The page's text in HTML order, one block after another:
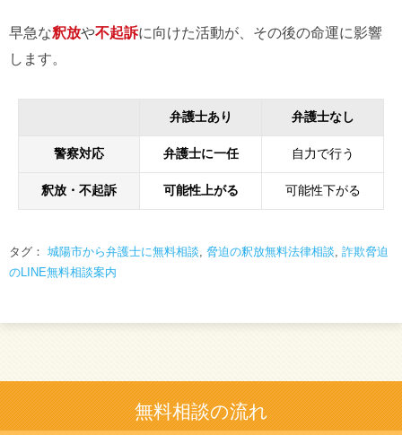
早急な釈放や不起訴に向けた活動が、その後の命運に影響
します。
弁護士あり 弁護士なし
警察対応 弁護士に一任 自力で行う
釈放・不起訴 可能性上がる 可能性下がる
タグ： 城陽市から弁護士に無料相談, 脅迫の釈放無料法律相談, 詐欺脅迫
のLINE無料相談案内
無料相談の流れ